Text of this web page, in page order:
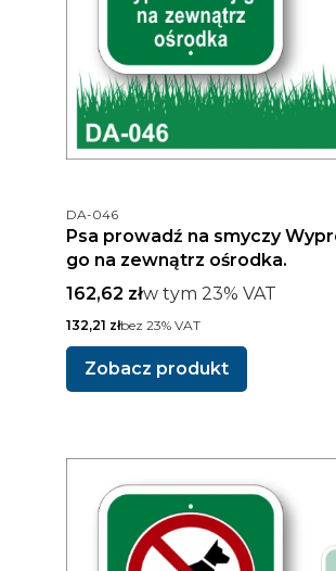
Kod produktu
DA-046
Psa prowadź na smyczy
go na zewnątrz ośrodka.
Cena brutto
162,62 złw tym %s VAT
w tym 23% VAT
Cena netto
132,21 złbez 23% VAT
Zobacz produkt